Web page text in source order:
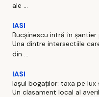
ale ...
IASI
Bucșinescu intră în
Una dintre intersectiile
din ...
IASI
Iașul bogaților: taxa pe
Un clasament local al